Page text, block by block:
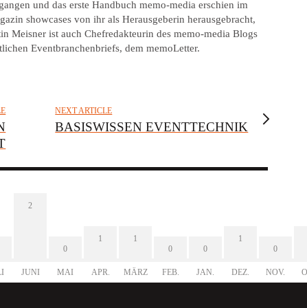
und das erste Handbuch memo-media erschien im
showcases von ihr als Herausgeberin herausgebracht,
Meisner ist auch Chefredakteurin des memo-media Blogs
Eventbranchenbriefs, dem memoLetter.
NEXT ARTICLE
BASISWISSEN EVENTTECHNIK
2
JUNI
0
MAI
1
APR.
1
MÄRZ
0
FEB.
0
JAN.
1
DEZ.
0
NOV.